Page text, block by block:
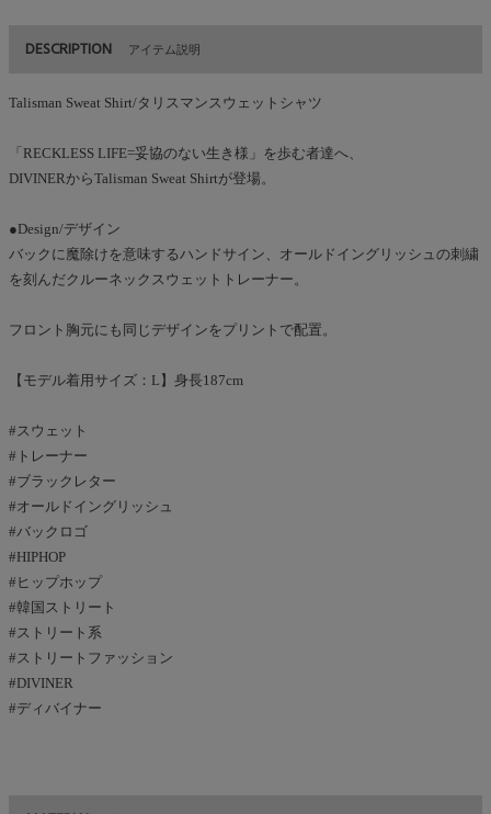
DESCRIPTION アイテム説明
Talisman Sweat Shirt/タリスマンスウェットシャツ
「RECKLESS LIFE=妥協のない生き様」を歩む者達へ、
DIVINERからTalisman Sweat Shirtが登場。
●Design/デザイン
バックに魔除けを意味するハンドサイン、オールドイングリッシュの刺繍
を刻んだクルーネックスウェットトレーナー。
フロント胸元にも同じデザインをプリントで配置。
【モデル着用サイズ：L】身長187cm
#スウェット
#トレーナー
#ブラックレター
#オールドイングリッシュ
#バックロゴ
#HIPHOP
#ヒップホップ
#韓国ストリート
#ストリート系
#ストリートファッション
#DIVINER
#ディバイナー